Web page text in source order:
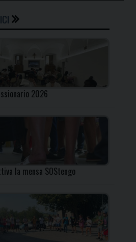
2026
la mensa SOStengo